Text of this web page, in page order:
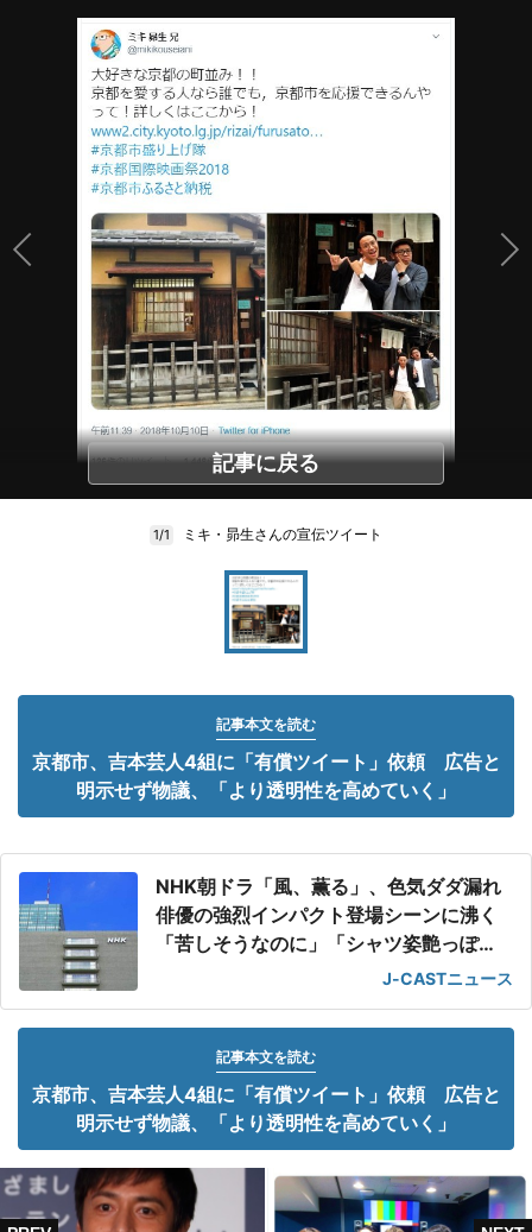
記事に戻る
1/1 ミキ・昴生さんの宣伝ツイート
記事本文を読む
京都市、吉本芸人4組に「有償ツイート」依頼 広告と
明示せず物議、「より透明性を高めていく」
NHK朝ドラ「風、薫る」、色気ダダ漏れ
俳優の強烈インパクト登場シーンに沸く
「苦しそうなのに」「シャツ姿艶っぽ
J-CASTニュース
記事本文を読む
京都市、吉本芸人4組に「有償ツイート」依頼 広告と
明示せず物議、「より透明性を高めていく」